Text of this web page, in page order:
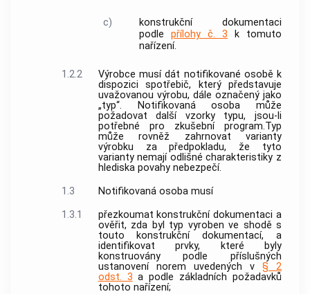
c)
konstrukční dokumentaci
podlepřílohy č. 3 k tomuto
nařízení.
1.2.2 Výrobce musí dát notifikované osobě k
dispozici spotřebič, který představuje
uvažovanou výrobu, dále označený jako
„typ“.
Notifikovaná osoba může
požadovat další vzorky typu, jsou-li
potřebné pro zkušební program.Typ
může rovněž zahrnovat varianty
výrobku za předpokladu, že tyto
varianty nemají odlišné charakteristiky z
hlediska povahy nebezpečí.
1.3
Notifikovaná osobamusí
1.3.1
přezkoumat konstrukční dokumentaci a
ověřit, zda byl typ vyroben ve shodě s
touto konstrukční dokumentací, a
identifikovat prvky, které byly
konstruovány podle příslušných
ustanovení norem uvedených v § 2
odst. 3 a podle základních požadavků
tohoto nařízení;